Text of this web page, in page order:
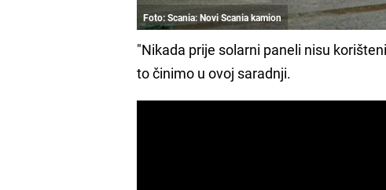
Foto: Scania: Novi Scania kamion
"Nikada prije solarni paneli nisu
to činimo u ovoj saradnji.